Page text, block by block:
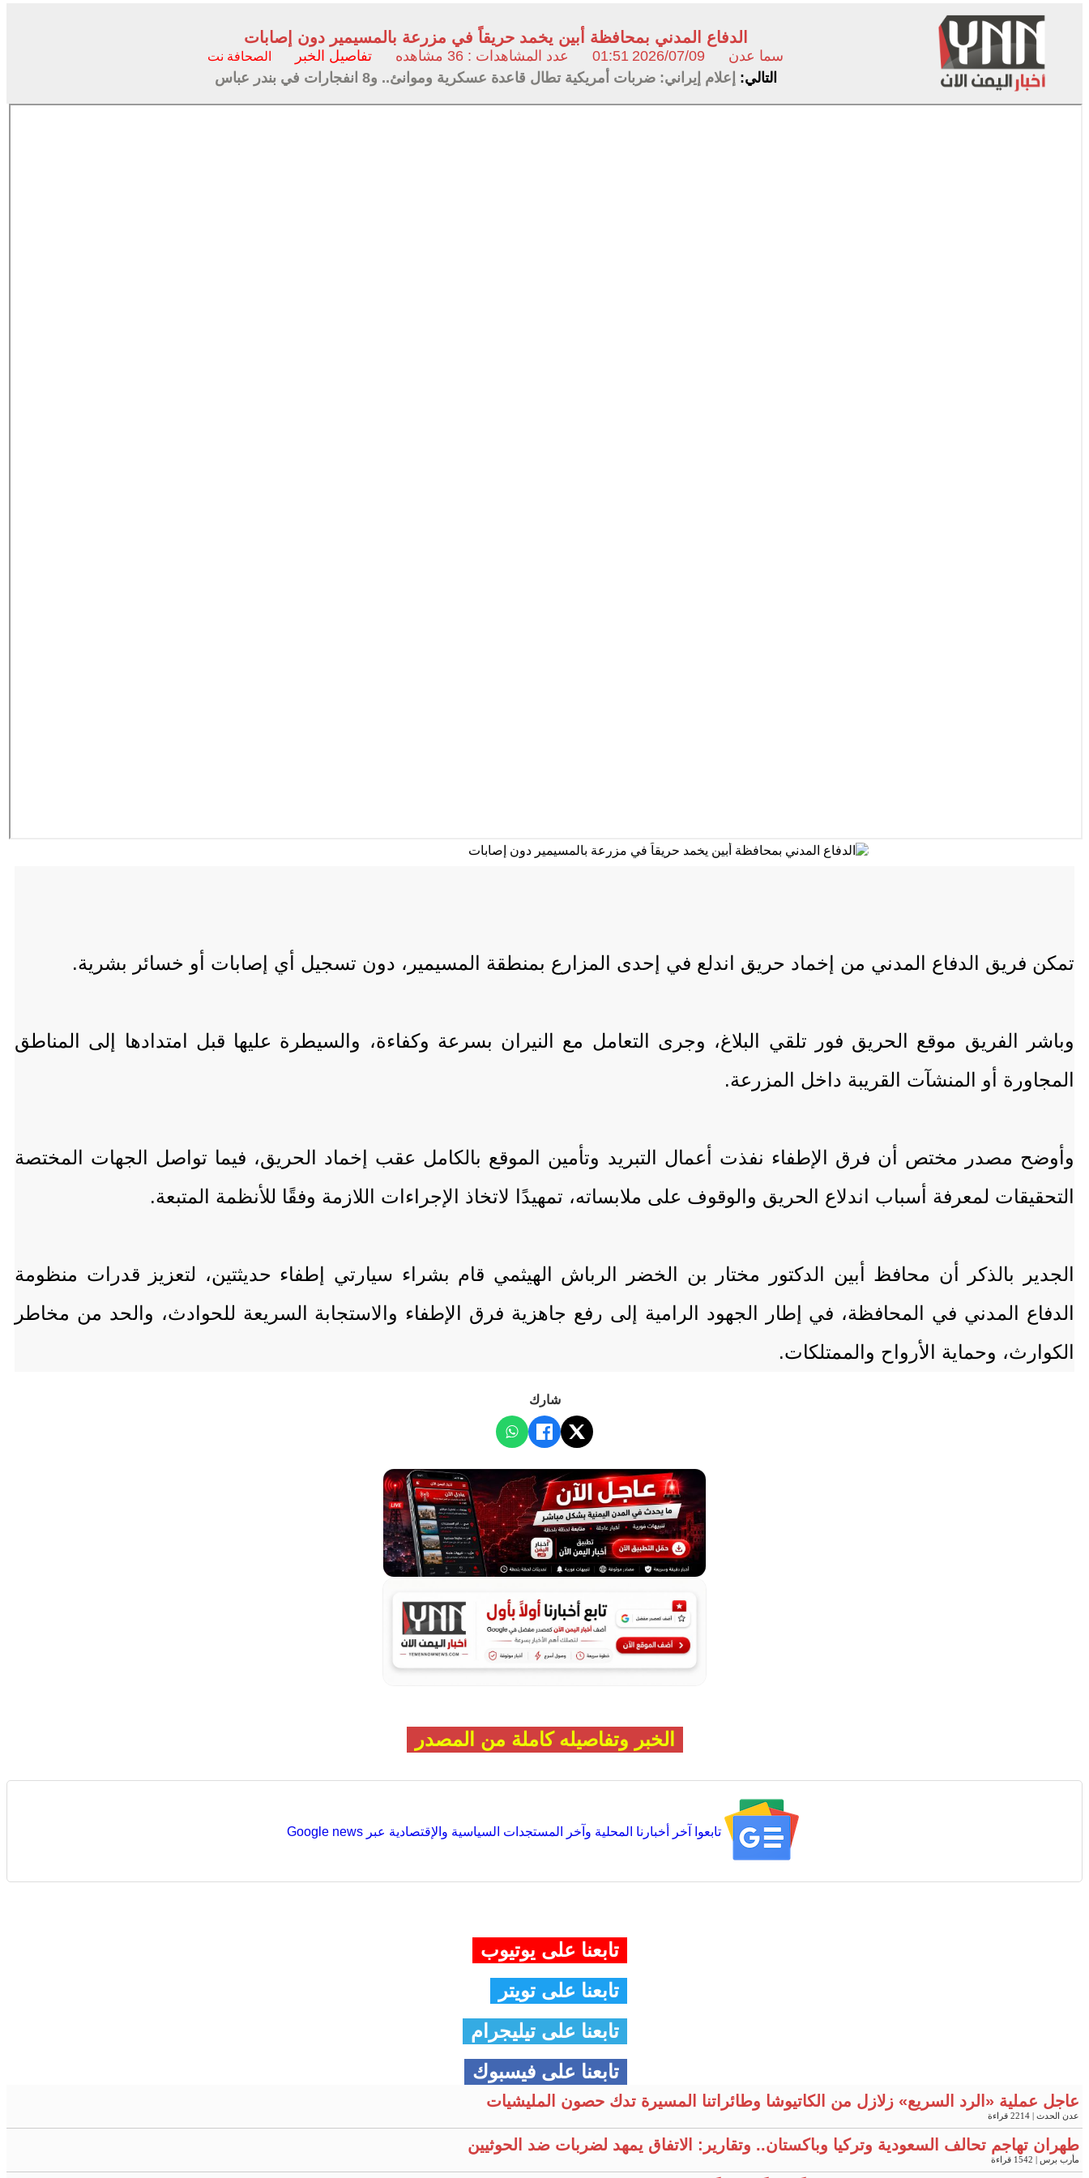
الدفاع المدني بمحافظة أبين يخمد حريقاً في مزرعة بالمسيمير دون إصابات
سما عدن 2026/07/09
01:51 عدد المشاهدات : 36 مشاهده تفاصيل الخبر الصحافة نت
التالي: إعلام إيراني: ضربات أمريكية تطال قاعدة عسكرية وموانئ.. و8 انفجارات في بندر عباس
تمكن فريق الدفاع المدني من إخماد حريق اندلع في إحدى المزارع بمنطقة المسيمير، دون تسجيل أي إصابات أو خسائر بشرية.
وباشر الفريق موقع الحريق فور تلقي البلاغ، وجرى التعامل مع النيران بسرعة وكفاءة، والسيطرة عليها قبل امتدادها إلى المناطق
المجاورة أو المنشآت القريبة داخل المزرعة.
وأوضح مصدر مختص أن فرق الإطفاء نفذت أعمال التبريد وتأمين الموقع بالكامل عقب إخماد الحريق، فيما تواصل الجهات المختصة
التحقيقات لمعرفة أسباب اندلاع الحريق والوقوف على ملابساته، تمهيدًا لاتخاذ الإجراءات اللازمة وفقًا للأنظمة المتبعة.
الجدير بالذكر أن محافظ أبين الدكتور مختار بن الخضر الرباش الهيثمي قام بشراء سيارتي إطفاء حديثتين، لتعزيز قدرات منظومة
الدفاع المدني في المحافظة، في إطار الجهود الرامية إلى رفع جاهزية فرق الإطفاء والاستجابة السريعة للحوادث، والحد من مخاطر
الكوارث، وحماية الأرواح والممتلكات.
شارك
الخبر وتفاصيله كاملة من المصدر
تابعوا آخر أخبارنا المحلية وآخر المستجدات السياسية والإقتصادية عبر Google news
تابعنا على يوتيوب
تابعنا على تويتر
تابعنا على تيليجرام
تابعنا على فيسبوك
عاجل عملية «الرد السريع» زلازل من الكاتيوشا وطائراتنا المسيرة تدك حصون المليشيات
عدن الحدث | 2214 قراءة
طهران تهاجم تحالف السعودية وتركيا وباكستان.. وتقارير: الاتفاق يمهد لضربات ضد الحوثيين
مأرب برس | 1542 قراءة